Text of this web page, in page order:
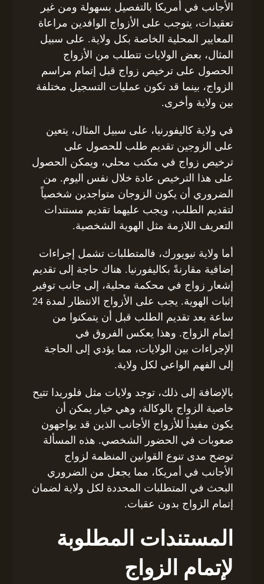
الأجانب في أمريكا بالتفصيل بسهولة ومن غير
تعقيدات، يتوجب على الأزواج الوافدين مراعاة
المعايير المحلية الخاصة بكل ولاية. على سبيل
المثال، بعض الولايات تتطلب من الأزواج
الحصول على ترخيص زواج قبل إتمام مراسم
الزواج، بينما قد تكون عمليات التسجيل مختلفة
بين ولاية وأخرى.
في ولاية كاليفورنيا، على سبيل المثال، يتعين
على الزوجين تقديم طلب للحصول على
ترخيص زواج في مكتب محلي، ويمكن الحصول
على هذا الترخيص عادة خلال نفس اليوم. من
الضروري أن يكون الزوجان متواجدين شخصياً
لتقديم الطلب، ويجب عليهما تقديم مستندات
التعريف اللازمة مثل الهوية الشخصية.
أما ولاية نيويورك، فالمتطلبات تشمل إجراءات
إضافية مقارنةً بكاليفورنيا. هناك حاجة إلى تقديم
إشعار زواج في محكمة محلية، إلى جانب توفير
إثبات الهوية. يجب على الأزواج الانتظار لمدة 24
ساعة بعد تقديم الطلب قبل أن يتمكنوا من
إتمام الزواج. وهذا يعكس الفروق في
الإجراءات بين الولايات، مما يؤدي إلى الحاجة
إلى الفهم الواعي لكل ولاية.
بالإضافة إلى ذلك، توجد ولايات مثل فلوريدا تتيح
خاصية الزواج بالوكالة، وهي خيار يمكن أن
يكون مفيداً للأزواج الأجانب الذين قد يواجهون
صعوبات في الحضور الشخصي. هذه المسألة
توضح مدى تنوع القوانين المنظمة لزواج
الأجانب في أمريكا، مما يجعل من الضروري
البحث في المتطلبات المحددة لكل ولاية لضمان
إتمام الزواج بدون عقبات.
المستندات المطلوبة
لإتمام الزواج